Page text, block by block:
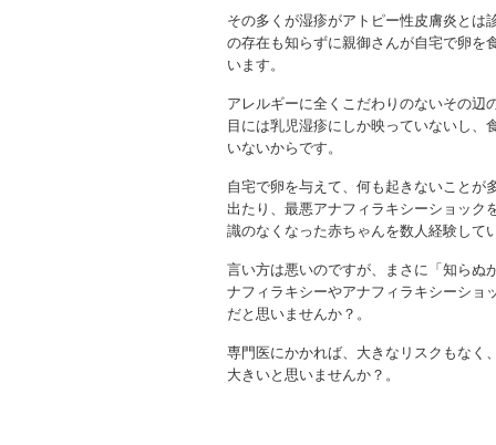
その多くが湿疹がアトピー性皮膚炎とは
の存在も知らずに親御さんが自宅で卵を
います。
アレルギーに全くこだわりのないその辺
目には乳児湿疹にしか映っていないし、
いないからです。
自宅で卵を与えて、何も起きないことが
出たり、最悪アナフィラキシーショック
識のなくなった赤ちゃんを数人経験して
言い方は悪いのですが、まさに「知らぬ
ナフィラキシーやアナフィラキシーショ
だと思いませんか？。
専門医にかかれば、大きなリスクもなく
大きいと思いませんか？。